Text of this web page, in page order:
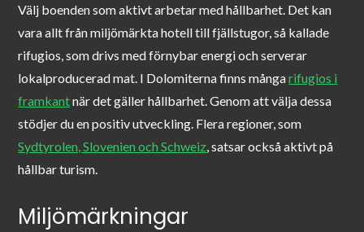
Välj boenden som aktivt arbetar med hållbarhet. Det kan
vara allt från miljömärkta hotell till fjällstugor, så kallade
rifugios, som drivs med förnybar energi och serverar
lokalproducerad mat. I Dolomiterna finns mångarifugios i
framkantnär det gäller hållbarhet. Genom att välja dessa
stödjer du en positiv utveckling. Flera regioner, som
Sydtyrolen, Slovenien och Schweiz, satsar också aktivt på
hållbar turism.
Miljömärkningar